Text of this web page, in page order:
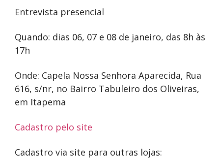
Entrevista presencial
Quando: dias 06, 07 e 08 de janeiro, das 8h às
17h
Onde: Capela Nossa Senhora Aparecida, Rua
616, s/nr, no Bairro Tabuleiro dos Oliveiras,
em Itapema
Cadastro pelo site
Cadastro via site para outras lojas: